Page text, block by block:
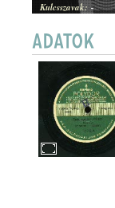
FOXTROT
Kulcsszavak: -